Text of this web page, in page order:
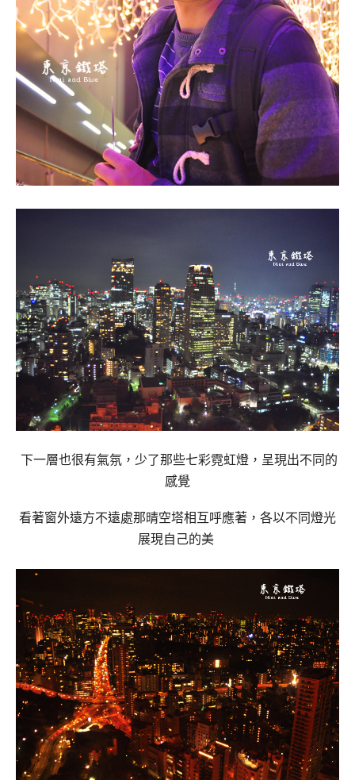
下一層也很有氣氛，少了那些七彩霓虹燈，呈現出不同的
感覺
看著窗外遠方不遠處那晴空塔相互呼應著，各以不同燈光
展現自己的美